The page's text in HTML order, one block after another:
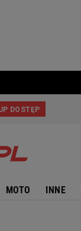
MOTO INNE